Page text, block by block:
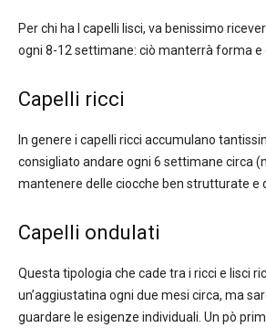
Per chi ha I capelli lisci, va benissimo
ogni 8-12 settimane: ciò manterrà forma e
Capelli ricci
In genere i capelli ricci accumulano
consigliato andare ogni 6 settimane circa
mantenere delle ciocche ben strutturate e
Capelli ondulati
Questa tipologia che cade tra i ricci e lisci
un’aggiustatina ogni due mesi circa, ma
guardare le esigenze individuali. Un pò